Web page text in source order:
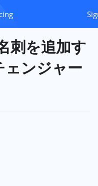
刺を追加す
ェンジャー